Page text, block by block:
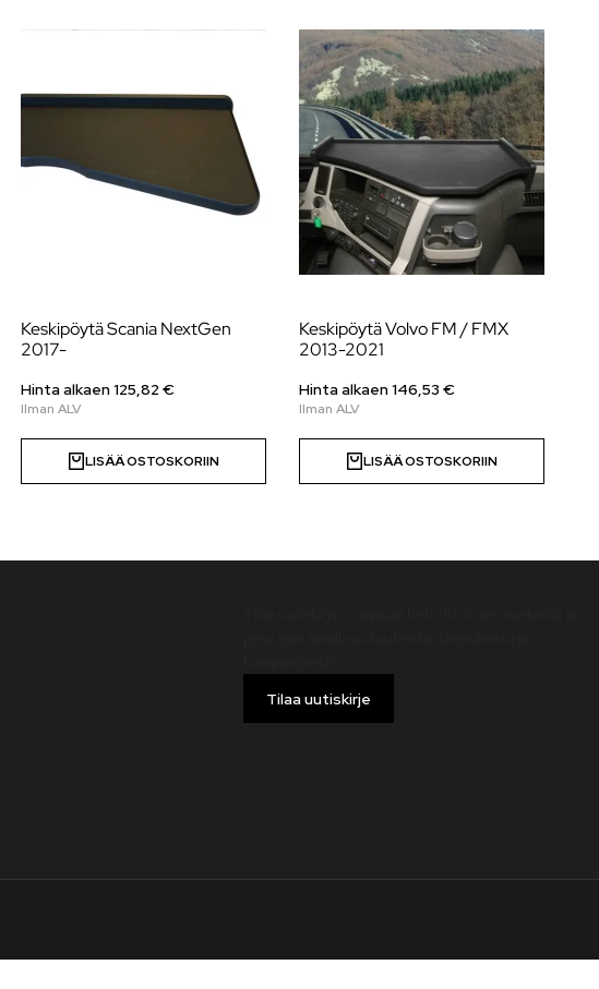
Keskipöytä Scania NextGen
2017-
Hinta alkaen 125,82 €
LISÄÄ OSTOSKORIIN
Keskipöytä Volvo FM / FMX
2013-2021
Hinta alkaen 146,53 €
LISÄÄ OSTOSKORIIN
Tilaa uutiskirje